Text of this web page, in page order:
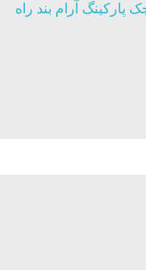
پارکینگ آرام بند راه